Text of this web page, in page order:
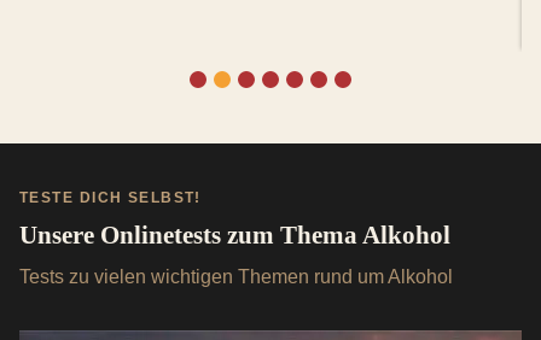
TESTE DICH SELBST!
Unsere Onlinetests zum Thema Alkohol
Tests zu vielen wichtigen Themen rund um Alkohol